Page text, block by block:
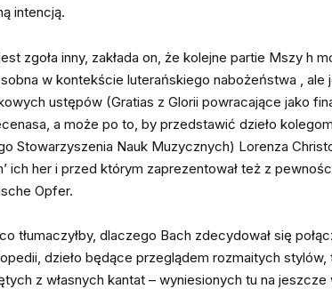
intencją.
zgoła inny, zakłada on, że kolejne partie Mszy h
w kontekście luterańskiego nabożeństwa ,
ustępów (Gratias z Glorii powracające jako
a może po to, by przedstawić dzieło
Stowarzyszenia Nauk Muzycznych) Lorenza
ich her i przed którym zaprezentował też z
Opfer.
tłumaczyłby, dlaczego Bach zdecydował się
dzieło będące przeglądem rozmaitych
z własnych kantat – wyniesionych tu na